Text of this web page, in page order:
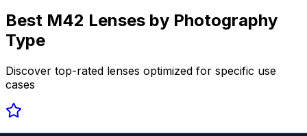
Best M42 Lenses by Photography
Type
Discover top-rated lenses optimized for specific use
cases